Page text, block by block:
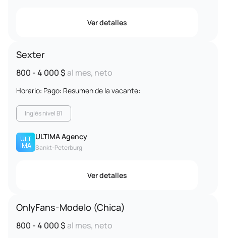
Ver detalles
Sexter
800 - 4 000 $al mes, neto
Horario: Pago: Resumen de la vacante:
Inglés nivel B1
ULTIMA Agency
Sankt-Peterburg
Ver detalles
OnlyFans-Modelo (Chica)
800 - 4 000 $al mes, neto